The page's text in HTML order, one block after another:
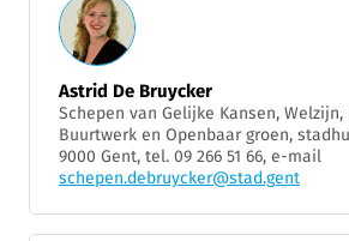
Astrid De Bruycker
Schepen van Gelijke Kansen,
Buurtwerk en Openbaar groen,
9000 Gent, tel. 09 266 51 66, e-mail
schepen.debruycker@stad.gent